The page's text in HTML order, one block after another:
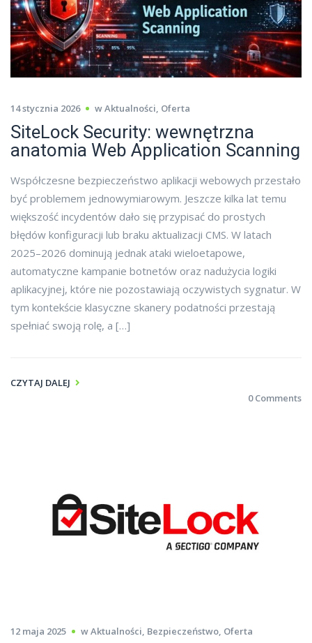
14 stycznia 2026 wAktualności Oferta
SiteLock Security: wewnętrzna
anatomia Web Application Scanning
Współczesne bezpieczeństwo aplikacji webowych przestało
być problemem jednowymiarowym. Jeszcze kilka lat temu
większość incydentów dało się przypisać do prostych
błędów konfiguracji lub braku aktualizacji CMS. W latach
2025–2026 dominują jednak ataki wieloetapowe,
automatyczne kampanie botnetów oraz nadużycia logiki
aplikacyjnej, które nie pozostawiają oczywistych sygnatur. W
tym kontekście klasyczne skanery podatności przestają
spełniać swoją rolę, a […]
CZYTAJ DALEJ
0 Comments
12 maja 2025 wAktualności, Bezpieczeństwo, Oferta